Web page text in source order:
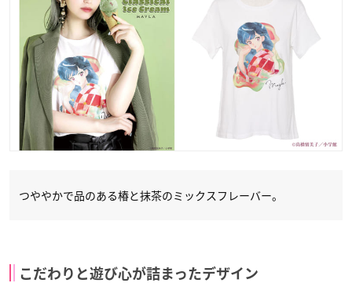
つややかで品のある椿と抹茶のミックスフレーバー。
こだわりと遊び心が詰まったデザイン